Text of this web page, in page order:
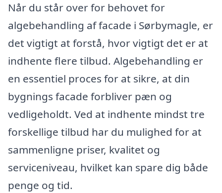
Når du står over for behovet for
algebehandling af facade i Sørbymagle, er
det vigtigt at forstå, hvor vigtigt det er at
indhente flere tilbud. Algebehandling er
en essentiel proces for at sikre, at din
bygnings facade forbliver pæn og
vedligeholdt. Ved at indhente mindst tre
forskellige tilbud har du mulighed for at
sammenligne priser, kvalitet og
serviceniveau, hvilket kan spare dig både
penge og tid.